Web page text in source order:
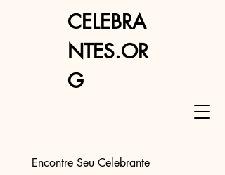
Encontre Seu Celebrante
CELEBRA
NTES.OR
G